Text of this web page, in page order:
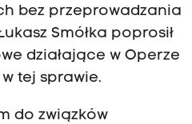
bez przeprowadzania
Smółka poprosił
działające w Operze
tej sprawie.
do związków